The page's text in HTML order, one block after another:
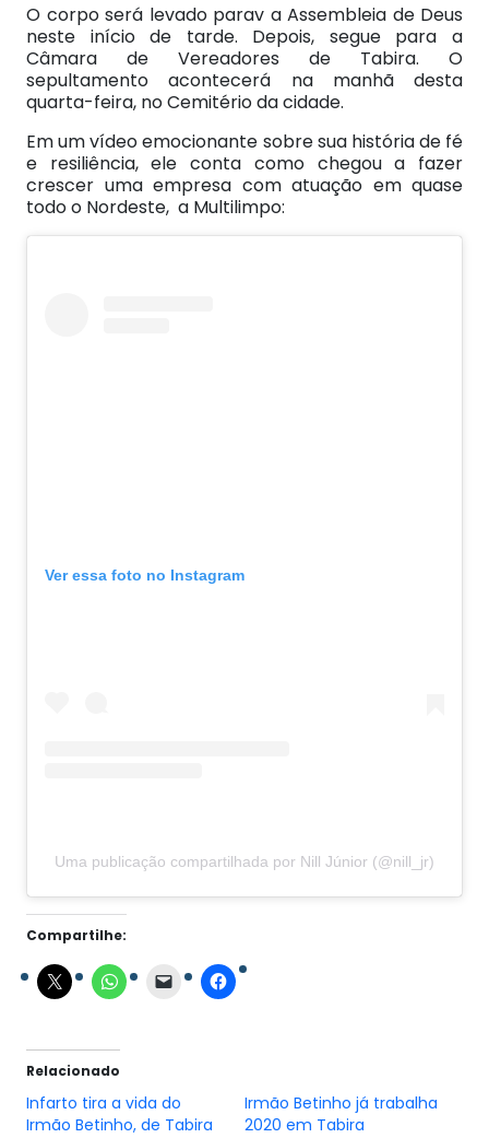
O corpo será levado parav a Assembleia de Deus
neste início de tarde. Depois, segue para a
Câmara de Vereadores de Tabira. O
sepultamento acontecerá na manhã desta
quarta-feira, no Cemitério da cidade.
Em um vídeo emocionante sobre sua história de fé
e resiliência, ele conta como chegou a fazer
crescer uma empresa com atuação em quase
todo o Nordeste, a Multilimpo:
Ver essa foto no Instagram
Uma publicação compartilhada por Nill Júnior (@nill_jr)
Compartilhe:
Relacionado
Infarto tira a vida do
Irmão Betinho, de Tabira
Irmão Betinho já trabalha
2020 em Tabira